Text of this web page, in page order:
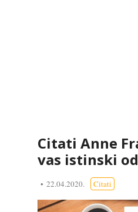
Citati Anne
vas istinski
22.04.2020. Citati